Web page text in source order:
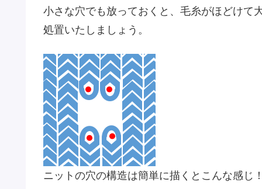
小さな穴でも放っておくと、毛糸がほどけて
処置いたしましょう。
ニットの穴の構造は簡単に描くとこんな感じ